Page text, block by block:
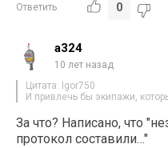
Ответить 0
a324
10 лет назад
Цитата: Igor750
И привлечь бы экипажи,
За что? Написано, что
протокол составили…"